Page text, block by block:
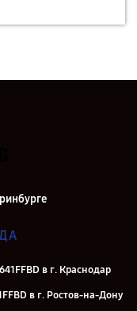
в г. Краснодар
в г. Ростов-на-Дону